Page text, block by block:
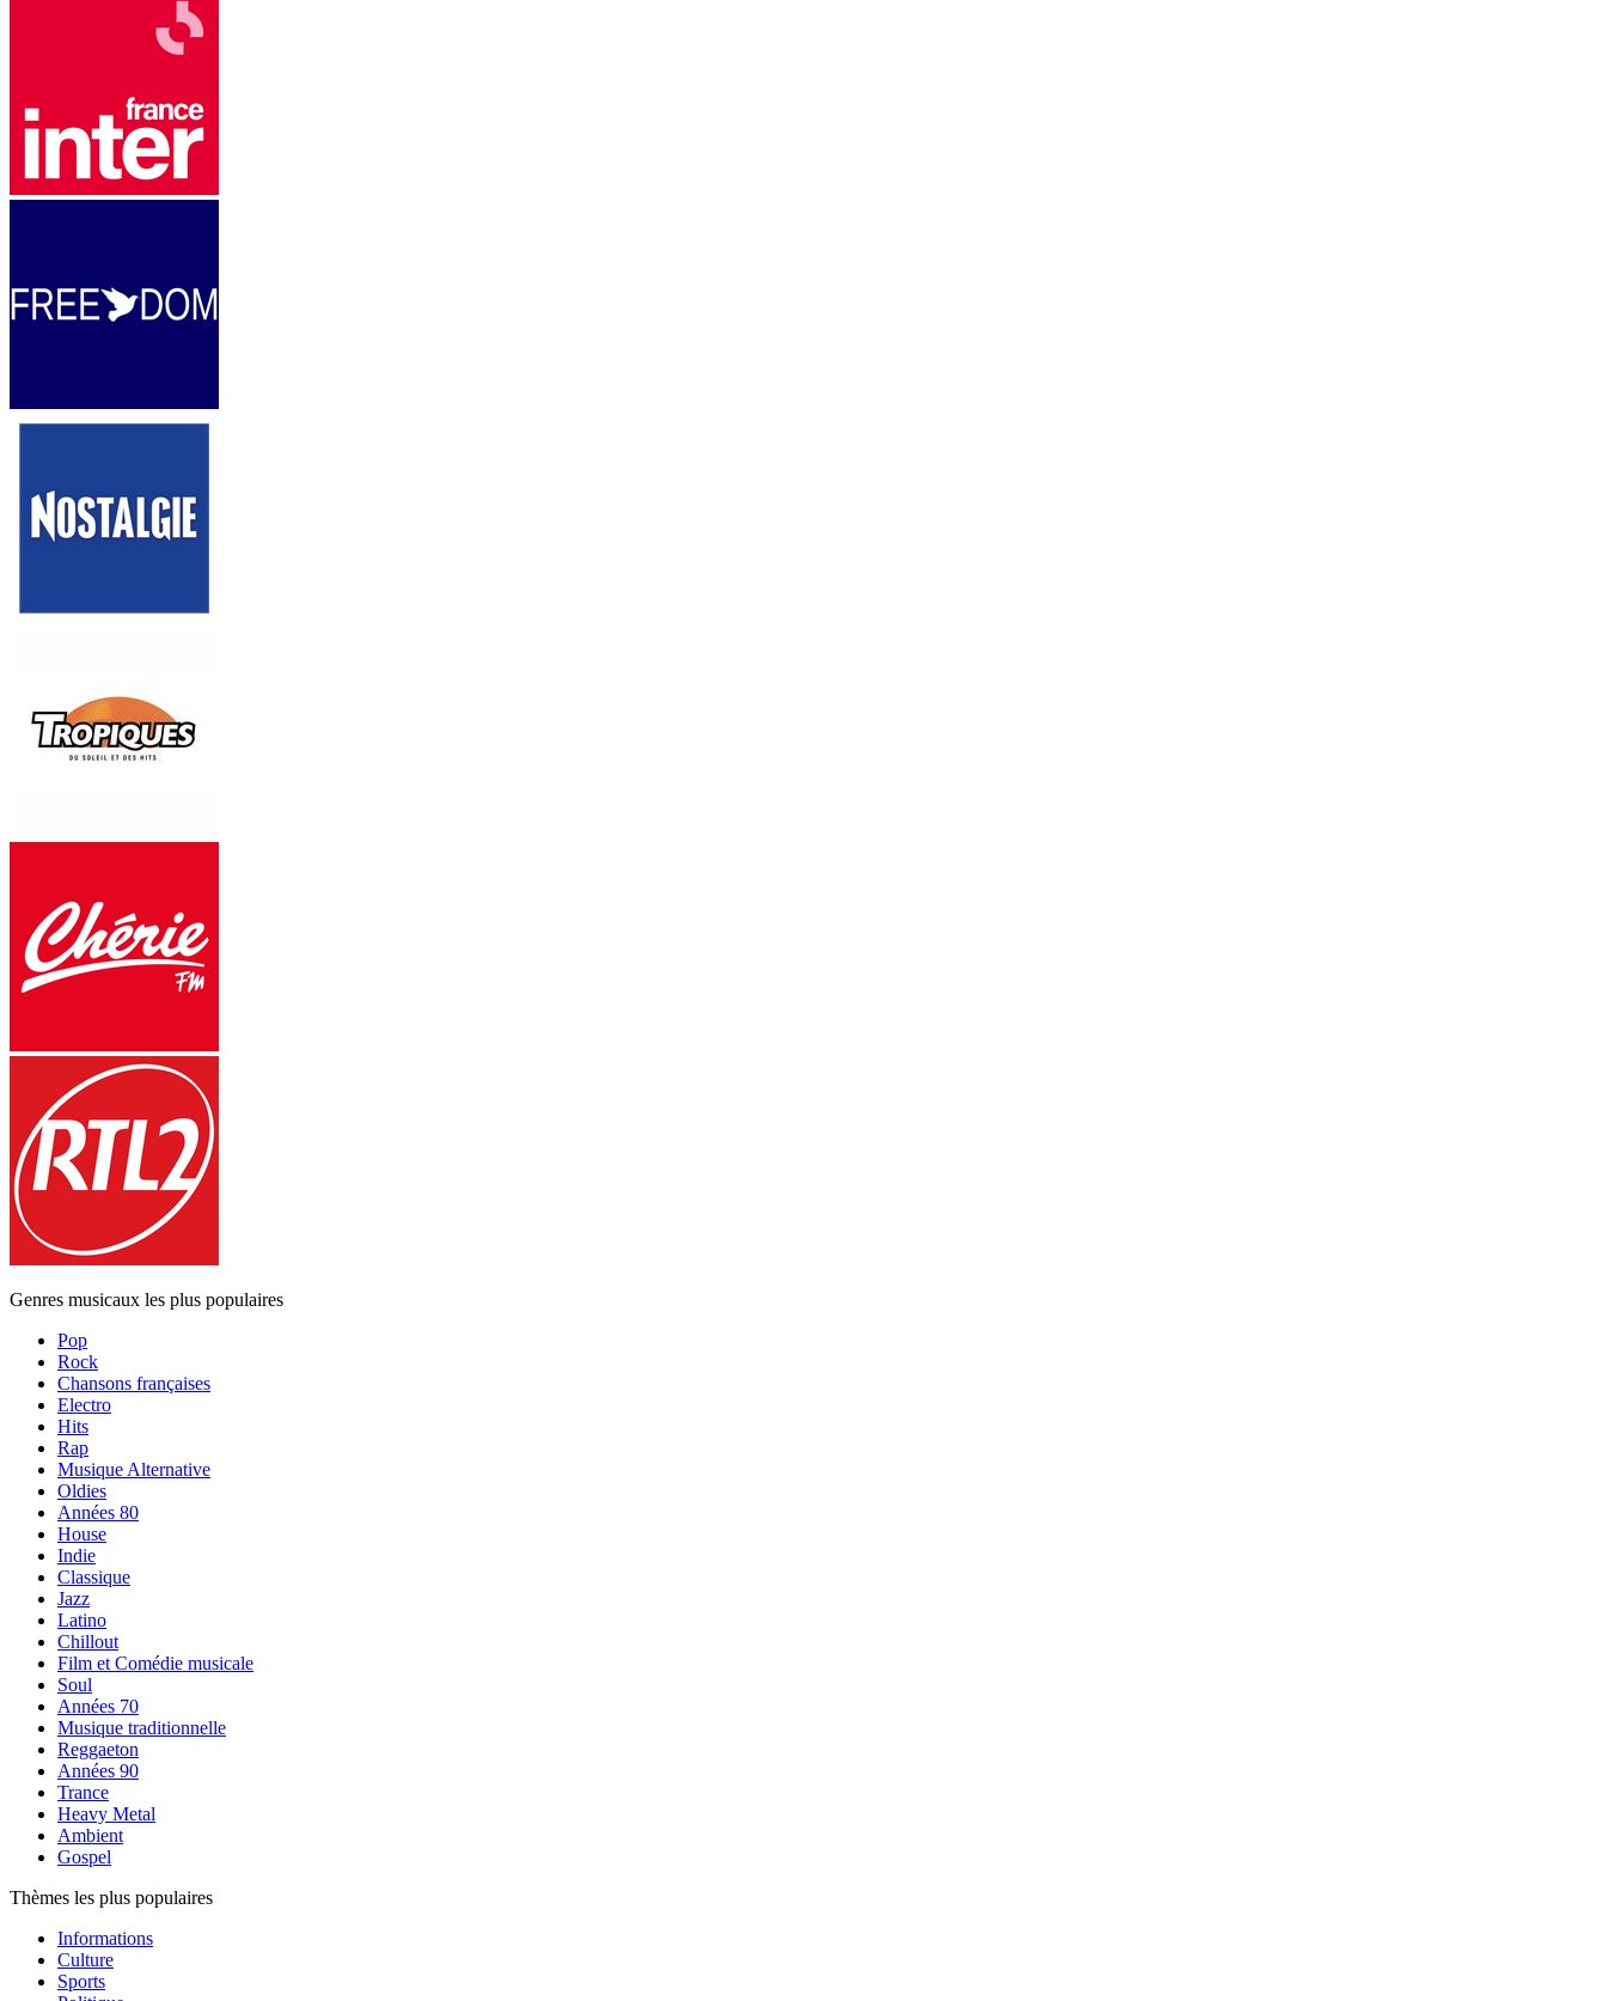
Genres musicaux les plus populaires
Pop
Rock
Chansons françaises
Electro
Hits
Rap
Musique Alternative
Oldies
Années 80
House
Indie
Classique
Jazz
Latino
Chillout
Film et Comédie musicale
Soul
Années 70
Musique traditionnelle
Reggaeton
Années 90
Trance
Heavy Metal
Ambient
Gospel
Thèmes les plus populaires
Informations
Culture
Sports